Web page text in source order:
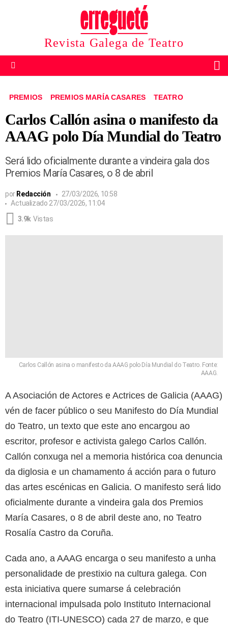
Revista Galega de Teatro
PREMIOS PREMIOS MARÍA CASARES TEATRO
Carlos Callón asina o manifesto da
AAAG polo Día Mundial do Teatro
Será lido oficialmente durante a vindeira gala dos
Premios María Casares, o 8 de abril
por Redacción
27/03/2026, 10:58
Actualizado 27/03/2026, 11:04
3.9k Vistas
Carlos Callón asina o manifesto da AAAG polo Día Mundial do Teatro. Fonte:
AAAG.
A Asociación de Actores e Actrices de Galicia (AAAG)
vén de facer público o seu Manifesto do Día Mundial
do Teatro, un texto que este ano encargou ao
escritor, profesor e activista galego Carlos Callón.
Callón conxuga nel a memoria histórica coa denuncia
da diglosia e un chamamento á acción para o futuro
das artes escénicas en Galicia. O manifesto será lido
oficialmente durante a vindeira gala dos Premios
María Casares, o 8 de abril deste ano, no Teatro
Rosalía Castro da Coruña.
Cada ano, a AAAG encarga o seu manifesto a unha
personalidade de prestixio na cultura galega. Con
esta iniciativa quere sumarse á celebración
internacional impulsada polo Instituto Internacional
do Teatro (ITI-UNESCO) cada 27 de marzo, e que